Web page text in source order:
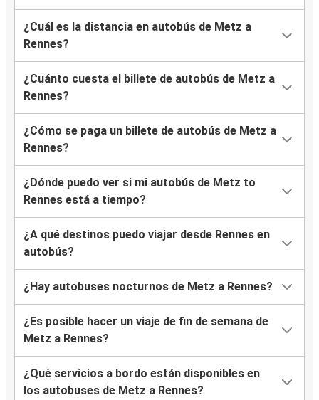
¿Cuál es la distancia en autobús de Metz a
Rennes?
¿Cuánto cuesta el billete de autobús de Metz a
Rennes?
¿Cómo se paga un billete de autobús de Metz a
Rennes?
¿Dónde puedo ver si mi autobús de Metz to
Rennes está a tiempo?
¿A qué destinos puedo viajar desde Rennes en
autobús?
¿Hay autobuses nocturnos de Metz a Rennes?
¿Es posible hacer un viaje de fin de semana de
Metz a Rennes?
¿Qué servicios a bordo están disponibles en
los autobuses de Metz a Rennes?